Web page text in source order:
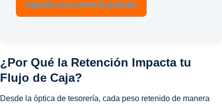
Agenda una asesoría gratuita
¿Por Qué la Retención Impacta tu
Flujo de Caja?
Desde la óptica de tesorería, cada peso retenido de manera